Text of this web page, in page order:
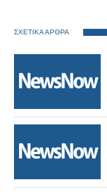
ΣΧΕΤΙΚΑ ΑΡΘΡΑ